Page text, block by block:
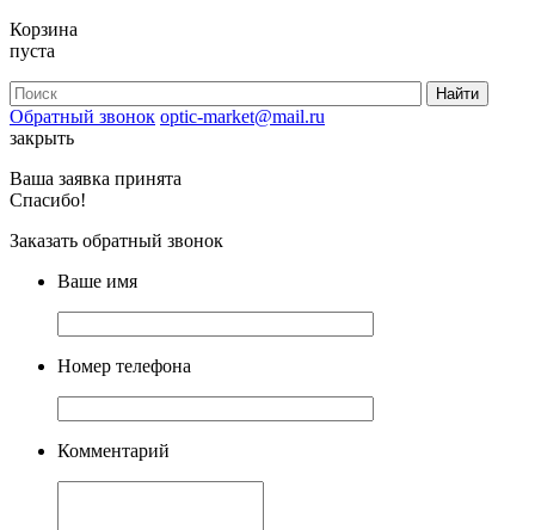
Корзина
пуста
Обратный звонок optic-market@mail.ru
закрыть
Ваша заявка принята
Спасибо!
Заказать обратный звонок
Ваше имя
Номер телефона
Комментарий